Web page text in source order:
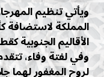
ويأتي تنظيم
الأقاليم الجنوبية
وفي لفتة وفاء،
لروح المغفور لهما